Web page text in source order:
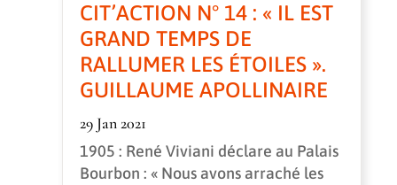
CIT’ACTION N° 14 : « IL EST
GRAND TEMPS DE
RALLUMER LES ÉTOILES ».
GUILLAUME APOLLINAIRE
29 Jan 2021
1905 : René Viviani déclare au Palais
Bourbon : « Nous avons arraché les